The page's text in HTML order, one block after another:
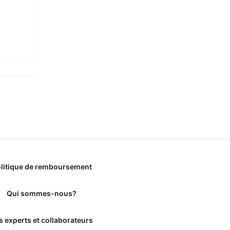
de remboursement
Qui sommes-nous?
experts et collaborateurs